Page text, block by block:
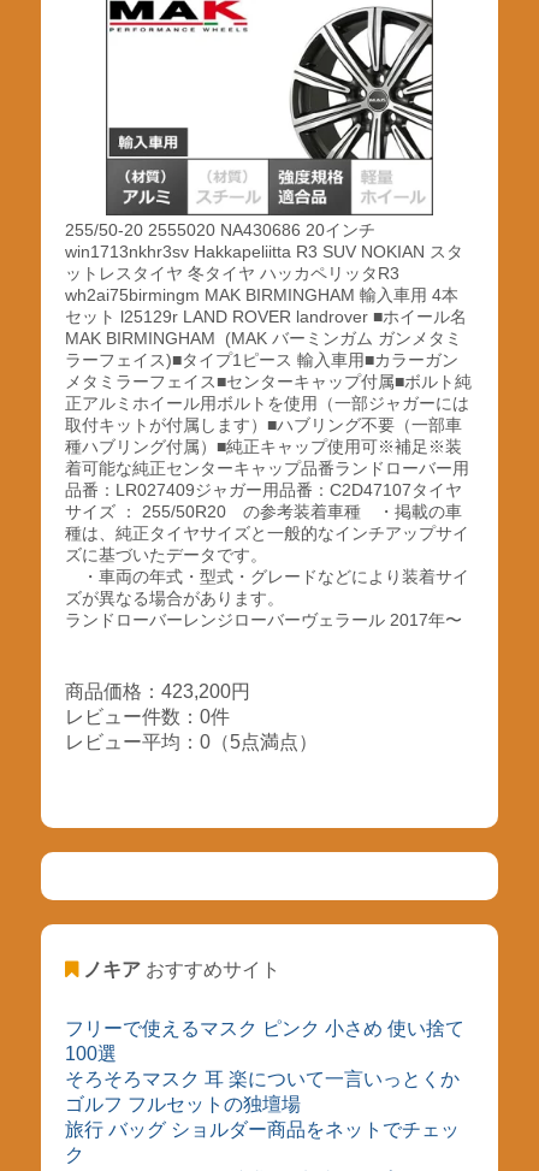
255/50-20 2555020 NA430686 20インチ
win1713nkhr3sv Hakkapeliitta R3 SUV NOKIAN スタ
ットレスタイヤ 冬タイヤ ハッカペリッタR3
wh2ai75birmingm MAK BIRMINGHAM 輸入車用 4本
セット l25129r LAND ROVER landrover ■ホイール名
MAK BIRMINGHAM (MAK バーミンガム ガンメタミ
ラーフェイス)■タイプ1ピース 輸入車用■カラーガン
メタミラーフェイス■センターキャップ付属■ボルト純
正アルミホイール用ボルトを使用（一部ジャガーには
取付キットが付属します）■ハブリング不要（一部車
種ハブリング付属）■純正キャップ使用可※補足※装
着可能な純正センターキャップ品番ランドローバー用
品番：LR027409ジャガー用品番：C2D47107タイヤ
サイズ ： 255/50R20 の参考装着車種 ・掲載の車
種は、純正タイヤサイズと一般的なインチアップサイ
ズに基づいたデータです。
・車両の年式・型式・グレードなどにより装着サイ
ズが異なる場合があります。
ランドローバーレンジローバーヴェラール 2017年〜
商品価格：423,200円
レビュー件数：0件
レビュー平均：0（5点満点）
ノキアおすすめサイト
フリーで使えるマスク ピンク 小さめ 使い捨て
100選
そろそろマスク 耳 楽について一言いっとくか
ゴルフ フルセットの独壇場
旅行 バッグ ショルダー商品をネットでチェッ
ク